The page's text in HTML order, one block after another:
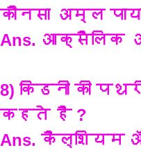
कौनसा अम्ल
Ans. आक्सैलिक
8) किडनी की
कहते है ?
Ans.